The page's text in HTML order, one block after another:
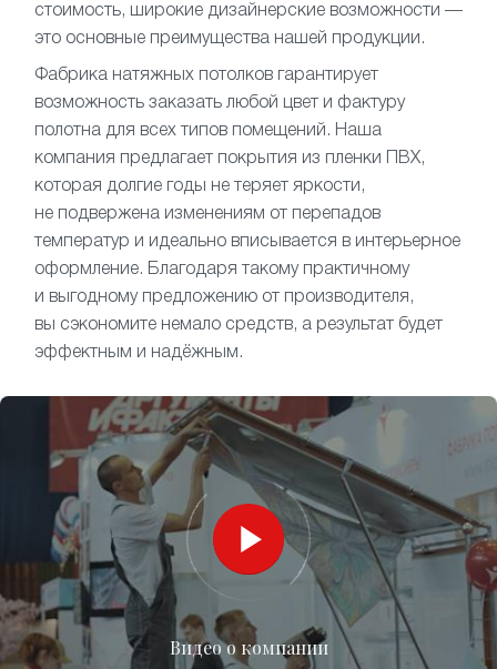
стоимость, широкие дизайнерские возможности —
это основные преимущества нашей продукции.
Фабрика натяжных потолков гарантирует
возможность заказать любой цвет и фактуру
полотна для всех типов помещений. Наша
компания предлагает покрытия из пленки ПВХ,
которая долгие годы не теряет яркости,
не подвержена изменениям от перепадов
температур и идеально вписывается в интерьерное
оформление. Благодаря такому практичному
и выгодному предложению от производителя,
вы сэкономите немало средств, а результат будет
эффектным и надёжным.
Видео о компании